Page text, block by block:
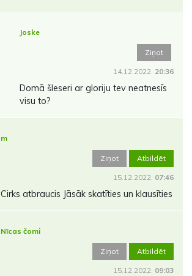
Joske
Ziņot
14.12.2022. 20:36
Domā šleseri ar gloriju tev neatnesīs
visu to?
m
Ziņot Atbildēt
15.12.2022. 07:46
Cirks atbraucis Jāsāk skatīties un klausīties
Nīcas čomi
Ziņot Atbildēt
15.12.2022. 09:03